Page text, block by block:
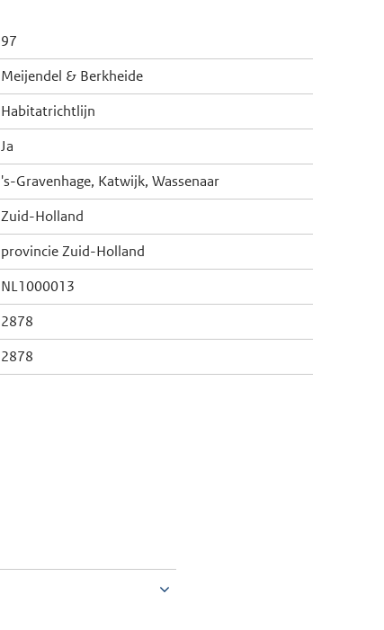
97
Meijendel & Berkheide
Habitatrichtlijn
Ja
's-Gravenhage, Katwijk, Wassenaar
Zuid-Holland
provincie Zuid-Holland
NL1000013
2878
2878